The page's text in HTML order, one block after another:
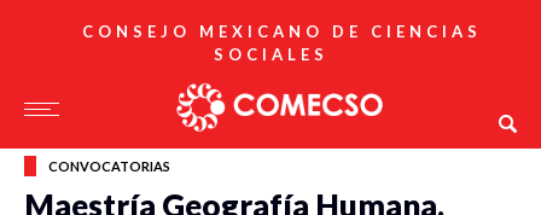
CONSEJO MEXICANO DE CIENCIAS
SOCIALES
CONVOCATORIAS
Maestría Geografía Humana.